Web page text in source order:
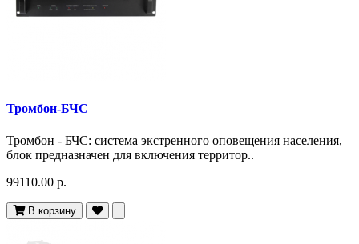
Тромбон-БЧС
Тромбон - БЧС: система экстренного оповещения населения,
блок предназначен для включения территор..
99110.00 р.
В корзину